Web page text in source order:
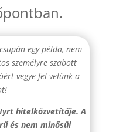
egy példa, nem
személyre szabott
vegye fel velünk a
hitelközvetítője. A
és nem minősül